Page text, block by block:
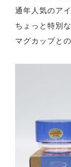
通年人気のアイ
ちょっと特別
マグカップと